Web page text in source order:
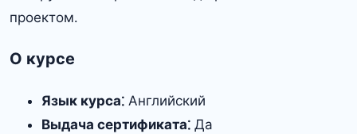
проектом․
О курсе
Язык курса⁚ Английский
Выдача сертификата⁚ Да